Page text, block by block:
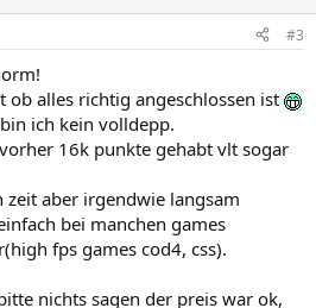
#3
alles richtig angeschlossen ist
ich kein volldepp.
16k punkte gehabt vlt sogar
zeit aber irgendwie langsam
bei manchen games
fps games cod4, css).
nichts sagen der preis war ok,